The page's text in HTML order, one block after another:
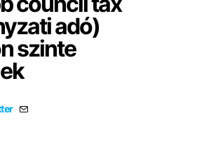
adó)
szinte